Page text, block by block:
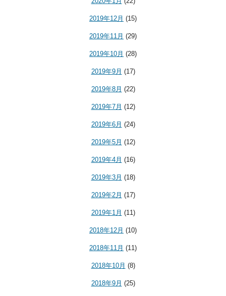
2019年12月 (15)
2019年11月 (29)
2019年10月 (28)
2019年9月 (17)
2019年8月 (22)
2019年7月 (12)
2019年6月 (24)
2019年5月 (12)
2019年4月 (16)
2019年3月 (18)
2019年2月 (17)
2019年1月 (11)
2018年12月 (10)
2018年11月 (11)
2018年10月 (8)
2018年9月 (25)